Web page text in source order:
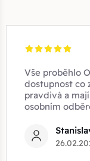
Vše proběhlo
dostupnost co
pravdivá a
osobním